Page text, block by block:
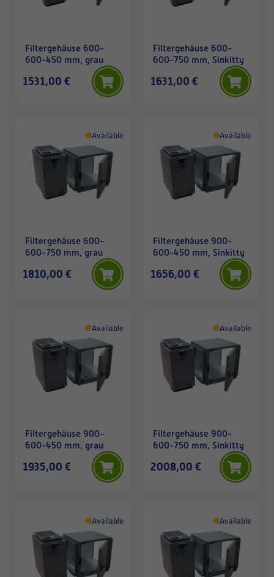
Filtergehäuse 600-
600-450 mm, grau
1531,00 €
Filtergehäuse 600-
600-750 mm, Sinkitty
1631,00 €
Available
Filtergehäuse 600-
600-750 mm, grau
1810,00 €
Available
Filtergehäuse 900-
600-450 mm, Sinkitty
1656,00 €
Available
Filtergehäuse 900-
600-450 mm, grau
1935,00 €
Available
Filtergehäuse 900-
600-750 mm, Sinkitty
2008,00 €
Available Available